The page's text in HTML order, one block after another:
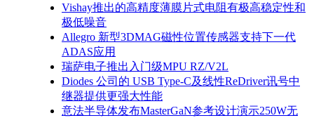
Vishay推出的高精度薄膜片式电阻有极高稳定性和
极低噪音
Allegro 新型3DMAG磁性位置传感器支持下一代
ADAS应用
瑞萨电子推出入门级MPU RZ/V2L
Diodes 公司的 USB Type-C及线性ReDriver讯号中
继器提供更强大性能
意法半导体发布MasterGaN参考设计演示250W无